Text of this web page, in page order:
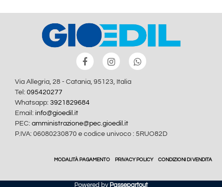
Via Allegria, 28 - Catania, 95123, Italia
Tel: 095420277
Whatsapp: 3921829684
Email: info@gioedil.it
PEC: amministrazione@pec.gioedil.it
P.IVA: 06080230870 e codice univoco : 5RUO82D
MODALITÀ PAGAMENTO PRIVACY POLICY CONDIZIONI DI VENDITA
Powered by Passepartout